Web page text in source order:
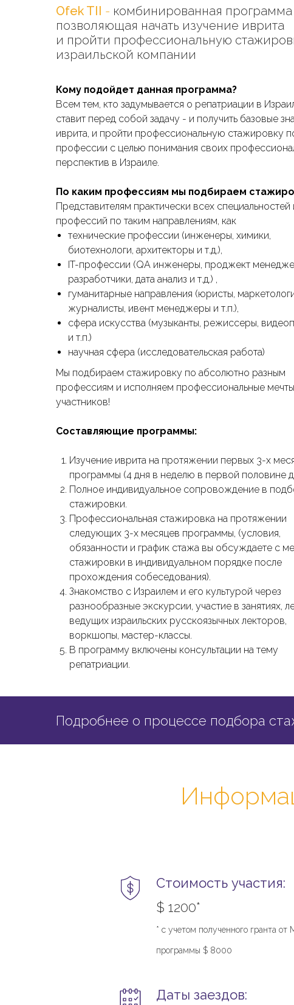
Ofek TII - комбинированная
позволяющая начать изучение иврита
и пройти профессиональную
израильской компании
Кому подойдет данная программа?
Всем тем, кто задумывается о репатриации в
ставит перед собой задачу - и получить базовые
иврита, и пройти профессиональную стажировку
профессии с целью понимания своих
перспектив в Израиле.
По каким профессиям мы подбираем
Представителям практически всех специальностей
профессий по таким направлениям, как
технические профессии (инженеры, химики,
биотехнологи, архитекторы и т.д.),
IT-профессии (QA инженеры, проджект
разработчики, дата анализ и т.д.) ,
гуманитарные направления (юристы,
журналисты, ивент менеджеры и т.п.),
сфера искусства (музыканты, режиссеры,
и т.п.)
научная сфера (исследовательская работа)
Мы подбираем стажировку по абсолютно разным
профессиям и исполняем профессиональные
участников!
Составляющие программы:
Изучение иврита на протяжении первых 3-х
программы (4 дня в неделю в первой половине
Полное индивидуальное сопровождение в
стажировки.
Профессиональная стажировка на протяжении
следующих 3-х месяцев программы, (условия,
обязанности и график стажа вы обсуждаете с
стажировки в индивидуальном порядке после
прохождения собеседования).
Знакомство с Израилем и его культурой через
разнообразные экскурсии, участие в занятиях,
ведущих израильских русскоязычных лекторов,
воркшопы, мастер-классы.
В программу включены консультации на тему
репатриации.
Подробнее о процессе подбора
Стоимость участия:
$ 1200*
* с учетом полученного гранта от
программы $ 8000
Даты заездов: